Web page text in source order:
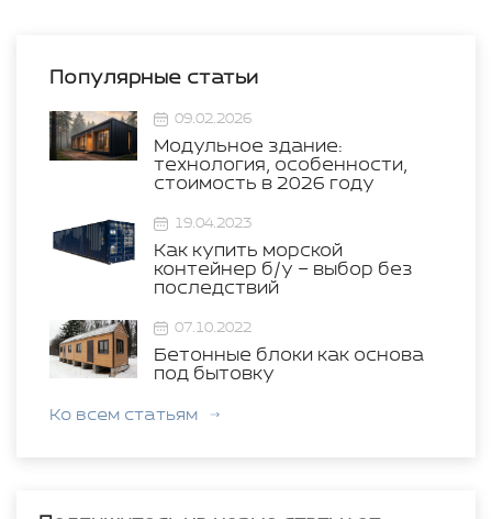
Популярные статьи
09.02.2026
Модульное здание:
технология, особенности,
стоимость в 2026 году
19.04.2023
Как купить морской
контейнер б/у – выбор без
последствий
07.10.2022
Бетонные блоки как основа
под бытовку
Ко всем статьям